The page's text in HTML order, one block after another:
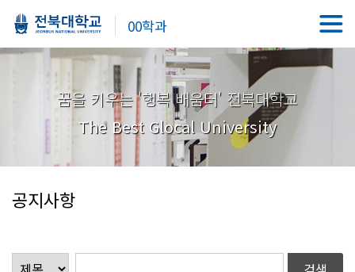
00학과
꿈을 키우는 '행복 배움터' 전북대학교
The Best Glocal University
공지사항